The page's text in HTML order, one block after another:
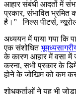
आहार संबंधी आदतों में
प्रकार, संभावित भ्रमित
है।
– निल्स पीटर्स,
अध्ययन में पाया गया कि
एक संशोधित
के कारण आहार में वसा में
करना, सभी प्रकार के
होने के जोखिम को कम
शोधकर्ताओं ने यह भी